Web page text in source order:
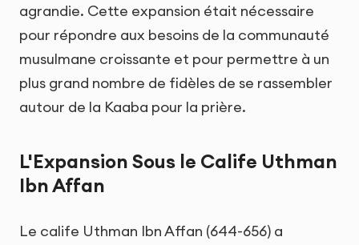
agrandie. Cette expansion était nécessaire
pour répondre aux besoins de la communauté
musulmane croissante et pour permettre à un
plus grand nombre de fidèles de se rassembler
autour de la Kaaba pour la prière.
L'Expansion Sous le Calife Uthman
Ibn Affan
Le calife Uthman Ibn Affan (644-656) a